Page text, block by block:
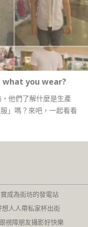
what you wear?
他們了解什麼是生產
」嗎？來吧，一起看看
成為街坊的發電站
想人人帶私家杯出街
視障朋友攝影好快樂